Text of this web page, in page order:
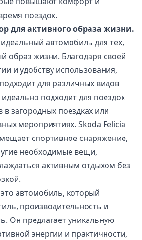
поездок.
для активного образа жизни.
автомобиль для тех,
образ жизни. Благодаря своей
и удобству использования,
для различных видов
подходит для поездок
в загородных поездках или
мероприятиях. Skoda Felicia
спортивное снаряжение,
необходимые вещи,
активным отдыхом без
автомобиль, который
производительность и
Он предлагает уникальную
энергии и практичности,